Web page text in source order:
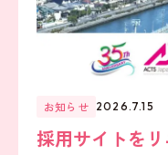
お知らせ 2026.7.15
採用サイトを